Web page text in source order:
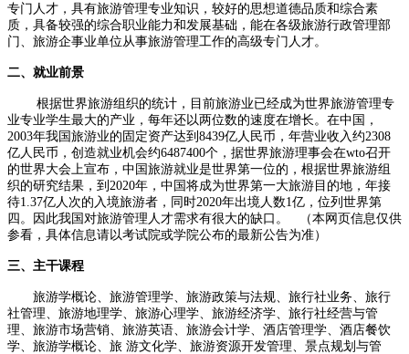
专门人才，具有旅游管理专业知识，较好的思想道德品质和综合素
质，具备较强的综合职业能力和发展基础，能在各级旅游行政管理部
门、旅游企事业单位从事旅游管理工作的高级专门人才。
二、就业前景
根据世界旅游组织的统计，目前旅游业已经成为世界旅游管理专
业专业学生最大的产业，每年还以两位数的速度在增长。在中国，
2003年我国旅游业的固定资产达到8439亿人民币，年营业收入约2308
亿人民币，创造就业机会约6487400个，据世界旅游理事会在wto召开
的世界大会上宣布，中国旅游就业是世界第一位的，根据世界旅游组
织的研究结果，到2020年，中国将成为世界第一大旅游目的地，年接
待1.37亿人次的入境旅游者，同时2020年出境人数1亿，位列世界第
四。因此我国对旅游管理人才需求有很大的缺口。 （本网页信息仅供
参看，具体信息请以考试院或学院公布的最新公告为准）
三、主干课程
旅游学概论、旅游管理学、旅游政策与法规、旅行社业务、旅行
社管理、旅游地理学、旅游心理学、旅游经济学、旅行社经营与管
理、旅游市场营销、旅游英语、旅游会计学、酒店管理学、酒店餐饮
学、旅游学概论、旅 游文化学、旅游资源开发管理、景点规划与管